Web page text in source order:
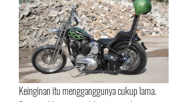
Keinginan itu mengganggunya cukup lama.